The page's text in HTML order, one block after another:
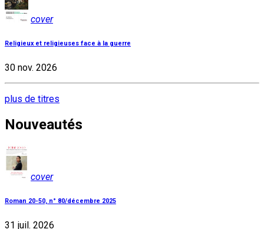
cover
Religieux et religieuses face à la guerre
30 nov. 2026
plus de titres
Nouveautés
cover
Roman 20-50, n° 80/décembre 2025
31 juil. 2026